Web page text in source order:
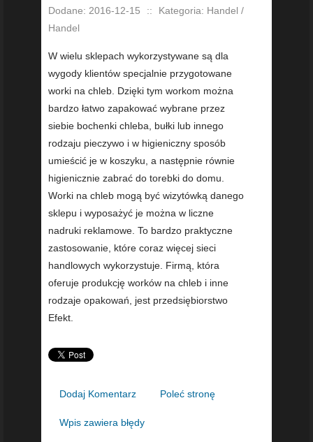
Dodane: 2016-12-15 ::
Kategoria: Handel /
Handel
W wielu sklepach wykorzystywane są dla
wygody klientów specjalnie przygotowane
worki na chleb. Dzięki tym workom można
bardzo łatwo zapakować wybrane przez
siebie bochenki chleba, bułki lub innego
rodzaju pieczywo i w higieniczny sposób
umieścić je w koszyku, a następnie równie
higienicznie zabrać do torebki do domu.
Worki na chleb mogą być wizytówką danego
sklepu i wyposażyć je można w liczne
nadruki reklamowe. To bardzo praktyczne
zastosowanie, które coraz więcej sieci
handlowych wykorzystuje. Firmą, która
oferuje produkcję worków na chleb i inne
rodzaje opakowań, jest przedsiębiorstwo
Efekt.
Dodaj Komentarz Poleć stronę
Wpis zawiera błędy